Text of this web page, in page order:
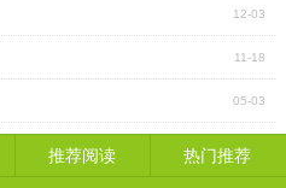
12-03
11-18
05-03
推荐阅读 热门推荐